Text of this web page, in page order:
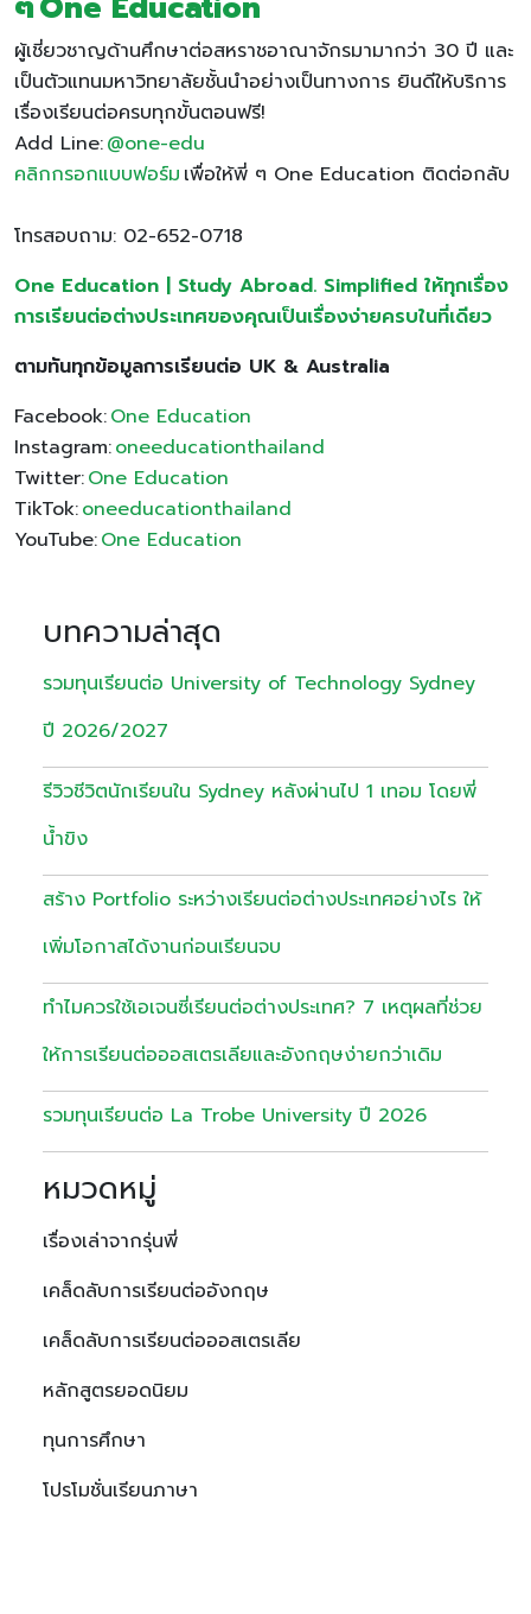
ผู้เชี่ยวชาญด้านศึกษาต่อสหราชอาณาจักรมามากว่า 30 ปี และ
เป็นตัวแทนมหาวิทยาลัยชั้นนำอย่างเป็นทางการ ยินดีให้บริการ
เรื่องเรียนต่อครบทุกขั้นตอนฟรี!
Add Line:@one-edu
คลิกกรอกแบบฟอร์ม เพื่อให้พี่ ๆ One Education ติดต่อกลับ
โทรสอบถาม: 02-652-0718
One Education | Study Abroad. Simplified ให้ทุกเรื่อง
การเรียนต่อต่างประเทศของคุณเป็นเรื่องง่ายครบในที่เดียว
ตามทันทุกข้อมูลการเรียนต่อ UK & Australia
Facebook:One Education
Instagram:oneeducationthailand
Twitter:One Education
TikTok:oneeducationthailand
YouTube:One Education
บทความล่าสุด
รวมทุนเรียนต่อ University of Technology Sydney
ปี 2026/2027
รีวิวชีวิตนักเรียนใน Sydney หลังผ่านไป 1 เทอม โดยพี่
น้ำขิง
สร้าง Portfolio ระหว่างเรียนต่อต่างประเทศอย่างไร ให้
เพิ่มโอกาสได้งานก่อนเรียนจบ
ทำไมควรใช้เอเจนซี่เรียนต่อต่างประเทศ? 7 เหตุผลที่ช่วย
ให้การเรียนต่อออสเตรเลียและอังกฤษง่ายกว่าเดิม
รวมทุนเรียนต่อ La Trobe University ปี 2026
หมวดหมู่
เรื่องเล่าจากรุ่นพี่
เคล็ดลับการเรียนต่ออังกฤษ
เคล็ดลับการเรียนต่อออสเตรเลีย
หลักสูตรยอดนิยม
ทุนการศึกษา
โปรโมชั่นเรียนภาษา